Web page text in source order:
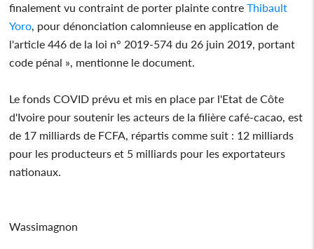
finalement vu contraint de porter plainte contreThibault
Yoro , pour dénonciation calomnieuse en application de
l'article 446 de la loi n° 2019-574 du 26 juin 2019, portant
code pénal », mentionne le document.
Le fonds COVID prévu et mis en place par l'Etat de Côte
d'Ivoire pour soutenir les acteurs de la filière café-cacao, est
de 17 milliards de FCFA, répartis comme suit : 12 milliards
pour les producteurs et 5 milliards pour les exportateurs
nationaux.
Wassimagnon